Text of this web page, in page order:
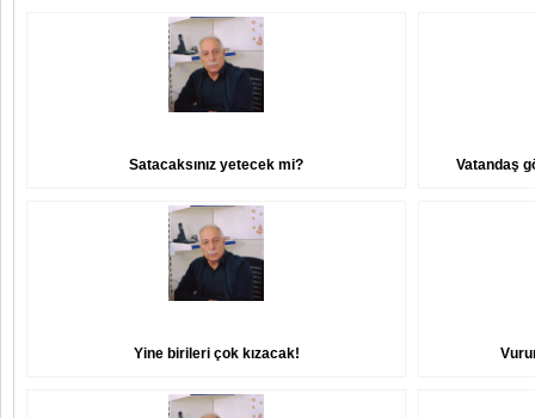
Satacaksınız yetecek mi? Vatandaş
Yine birileri çok kızacak!